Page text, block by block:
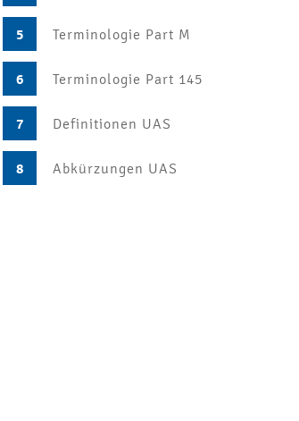
5 Terminologie Part M
6 Terminologie Part 145
7 Definitionen UAS
8 Abkürzungen UAS